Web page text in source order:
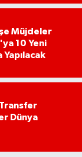
Müjdeler
10 Yeni
Yapılacak
Dünya